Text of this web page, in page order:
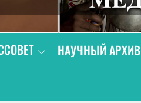
НАУЧНЫЙ АРХИВ